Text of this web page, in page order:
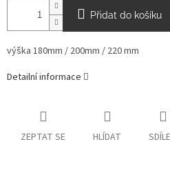
Přidat do košíku
výška 180mm / 200mm / 220 mm
Detailní informace
ZEPTAT SE HLÍDAT